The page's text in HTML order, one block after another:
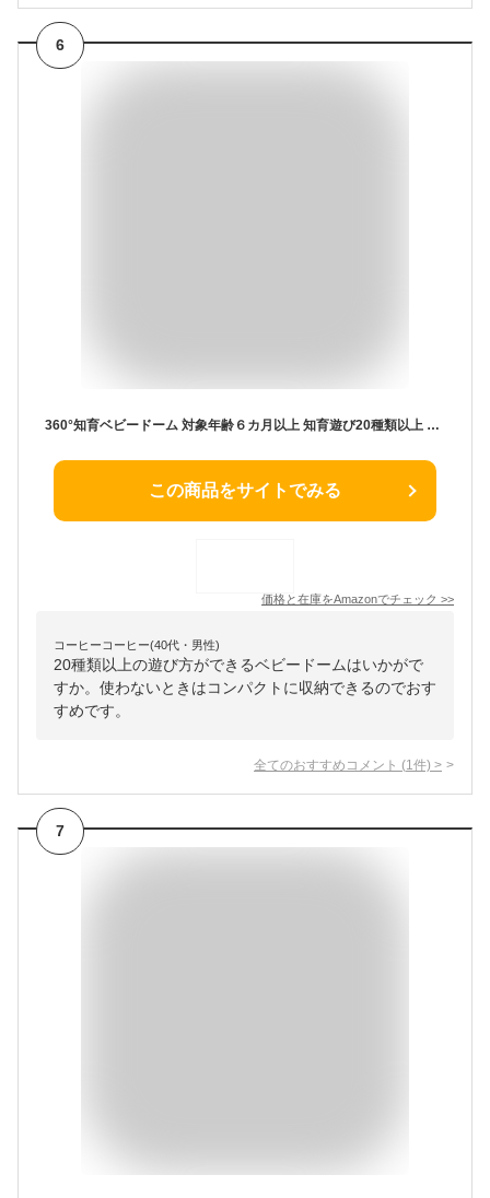
6
360°知育ベビードーム 対象年齢６カ月以上 知育遊び20種類以上 ボールプールに変身 長く遊べる コンパクトに収納
この商品をサイトでみる
価格と在庫をAmazonでチェック >>
コーヒーコーヒー(40代・男性)
20種類以上の遊び方ができるベビードームはいかがで
すか。使わないときはコンパクトに収納できるのでおす
すめです。
全てのおすすめコメント (1 件) >
7